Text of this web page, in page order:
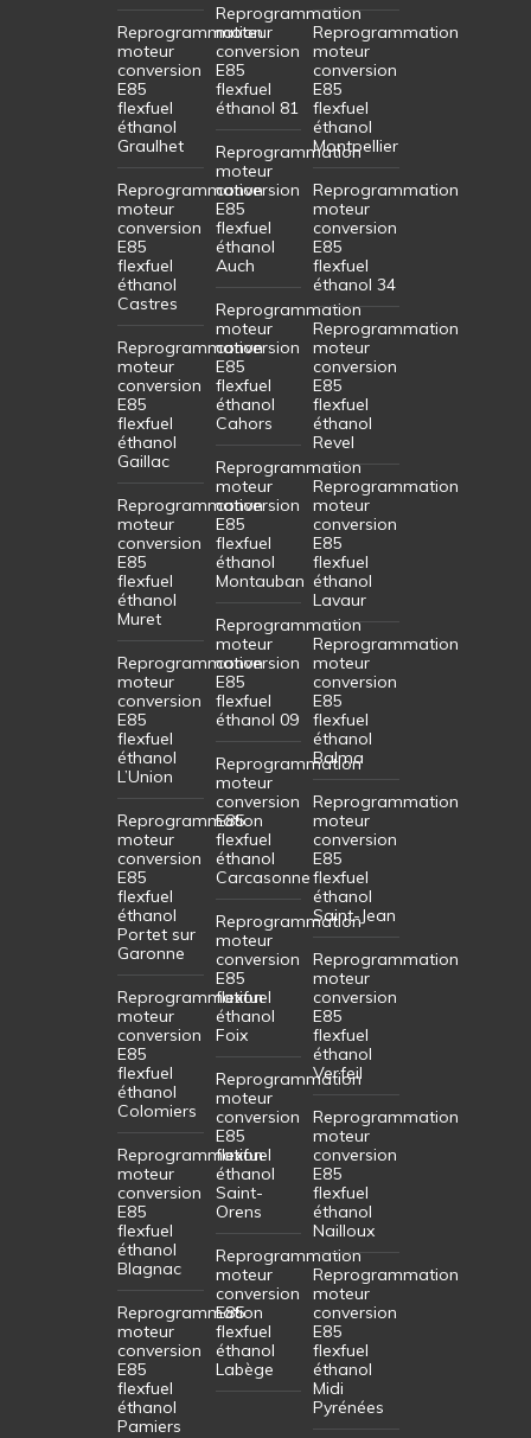
Reprogrammation
moteur
conversion
E85
flexfuel
éthanol
Graulhet
Reprogrammation
moteur
conversion
E85
flexfuel
éthanol
Castres
Reprogrammation
moteur
conversion
E85
flexfuel
éthanol
Gaillac
Reprogrammation
moteur
conversion
E85
flexfuel
éthanol
Muret
Reprogrammation
moteur
conversion
E85
flexfuel
éthanol
L’Union
Reprogrammation
moteur
conversion
E85
flexfuel
éthanol
Portet sur
Garonne
Reprogrammation
moteur
conversion
E85
flexfuel
éthanol
Colomiers
Reprogrammation
moteur
conversion
E85
flexfuel
éthanol
Blagnac
Reprogrammation
moteur
conversion
E85
flexfuel
éthanol
Pamiers
Reprogrammation
moteur
conversion
E85
flexfuel
éthanol 81
Reprogrammation
moteur
conversion
E85
flexfuel
éthanol
Auch
Reprogrammation
moteur
conversion
E85
flexfuel
éthanol
Cahors
Reprogrammation
moteur
conversion
E85
flexfuel
éthanol
Montauban
Reprogrammation
moteur
conversion
E85
flexfuel
éthanol 09
Reprogrammation
moteur
conversion
E85
flexfuel
éthanol
Carcasonne
Reprogrammation
moteur
conversion
E85
flexfuel
éthanol
Foix
Reprogrammation
moteur
conversion
E85
flexfuel
éthanol
Saint-
Orens
Reprogrammation
moteur
conversion
E85
flexfuel
éthanol
Labège
Reprogrammation
moteur
conversion
E85
flexfuel
éthanol
Montpellier
Reprogrammation
moteur
conversion
E85
flexfuel
éthanol 34
Reprogrammation
moteur
conversion
E85
flexfuel
éthanol
Revel
Reprogrammation
moteur
conversion
E85
flexfuel
éthanol
Lavaur
Reprogrammation
moteur
conversion
E85
flexfuel
éthanol
Balma
Reprogrammation
moteur
conversion
E85
flexfuel
éthanol
Saint-Jean
Reprogrammation
moteur
conversion
E85
flexfuel
éthanol
Verfeil
Reprogrammation
moteur
conversion
E85
flexfuel
éthanol
Nailloux
Reprogrammation
moteur
conversion
E85
flexfuel
éthanol
Midi
Pyrénées